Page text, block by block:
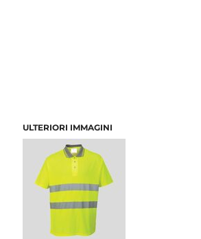
ULTERIORI IMMAGINI